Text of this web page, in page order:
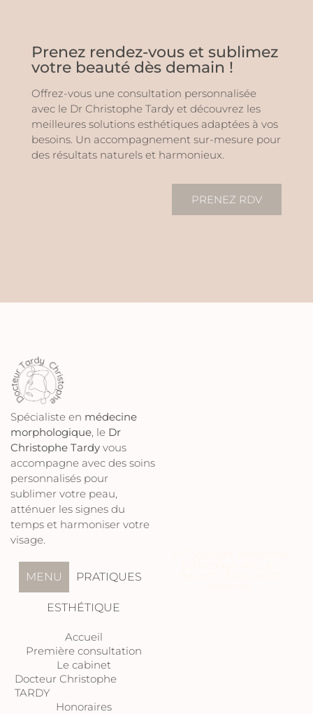
Prenez rendez-vous et sublimez
votre beauté dès demain !
Offrez-vous une consultation personnalisée
avec le Dr Christophe Tardy et découvrez les
meilleures solutions esthétiques adaptées à vos
besoins. Un accompagnement sur-mesure pour
des résultats naturels et harmonieux.
PRENEZ RDV
Spécialiste en médecine
morphologique, le Dr
Christophe Tardy vous
accompagne avec des soins
personnalisés pour
sublimer votre peau,
atténuer les signes du
temps et harmoniser votre
visage.
MENU PRATIQUES
ESTHÉTIQUE
Accueil
Première consultation
Le cabinet
Docteur Christophe
TARDY
Honoraires